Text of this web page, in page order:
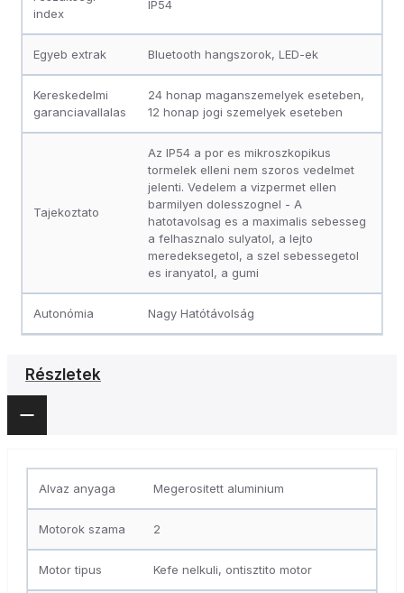
index
IP54
Egyeb extrak Bluetooth hangszorok, LED-ek
Kereskedelmi
garanciavallalas
24 honap maganszemelyek eseteben,
12 honap jogi szemelyek eseteben
Tajekoztato
Az IP54 a por es mikroszkopikus
tormelek elleni nem szoros vedelmet
jelenti. Vedelem a vizpermet ellen
barmilyen dolesszognel - A
hatotavolsag es a maximalis sebesseg
a felhasznalo sulyatol, a lejto
meredeksegetol, a szel sebessegetol
es iranyatol, a gumi
Autonómia Nagy Hatótávolság
Részletek
Alvaz anyaga Megerositett aluminium
Motorok szama 2
Motor tipus Kefe nelkuli, ontisztito motor